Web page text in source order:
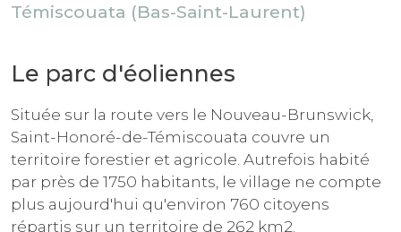
Témiscouata (Bas-Saint-Laurent)
Le parc d'éoliennes
Située sur la route vers le Nouveau-Brunswick,
Saint-Honoré-de-Témiscouata couvre un
territoire forestier et agricole. Autrefois habité
par près de 1750 habitants, le village ne compte
plus aujourd'hui qu'environ 760 citoyens
répartis sur un territoire de 262 km2.